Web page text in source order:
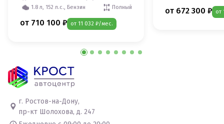
1.8 л, 152 л.с., Бензин
Полный
от 710 100 ₽ от 11 032 ₽/мес.
от 672 300 ₽ от
г. Ростов-на-Дону,
пр-кт Шолохова, д. 247